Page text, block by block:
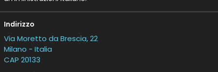
Indirizzo
Via Moretto da Brescia, 22
Milano - Italia
CAP 20133